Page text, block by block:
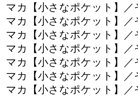
マカ【小さなポケット】／
マカ【小さなポケット】／
マカ【小さなポケット】／
マカ【小さなポケット】／
マカ【小さなポケット】／
マカ【小さなポケット】／
マカ【小さなポケット】／